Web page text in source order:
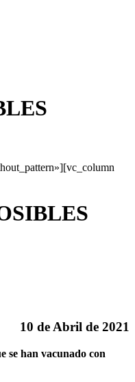
10 de Abril de 2021
se han vacunado con